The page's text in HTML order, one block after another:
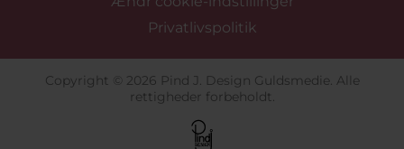
Privatlivspolitik
Copyright © 2026 Pind J. Design Guldsmedie. Alle
rettigheder forbeholdt.